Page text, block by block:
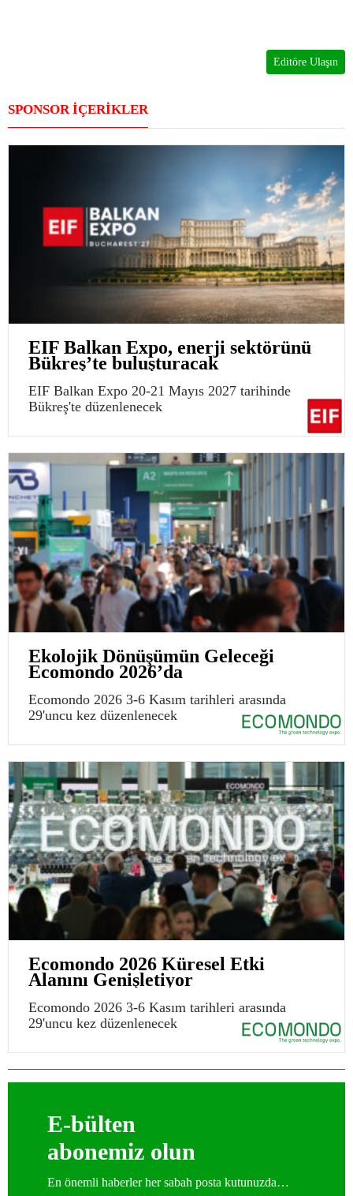
Editöre Ulaşın
SPONSOR İÇERİKLER
EIF Balkan Expo, enerji sektörünü
Bükreş’te buluşturacak
EIF Balkan Expo 20-21 Mayıs 2027 tarihinde
Bükreş'te düzenlenecek
Ekolojik Dönüşümün Geleceği
Ecomondo 2026’da
Ecomondo 2026 3-6 Kasım tarihleri arasında
29'uncu kez düzenlenecek
Ecomondo 2026 Küresel Etki
Alanını Genişletiyor
Ecomondo 2026 3-6 Kasım tarihleri arasında
29'uncu kez düzenlenecek
E-bülten
abonemiz olun
En önemli haberler her sabah posta kutunuzda…